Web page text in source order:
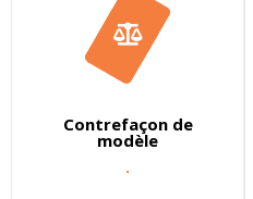
Contrefaçon de
modèle
.